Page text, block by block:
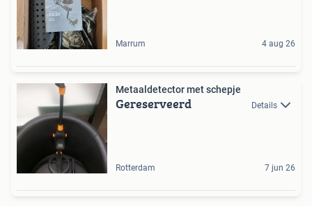
Marrum 4 aug 26
Metaaldetector met schepje
Gereserveerd Details
Rotterdam 7 jun 26